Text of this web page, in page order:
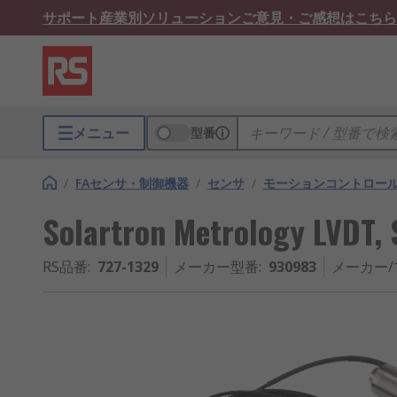
サポート産業別ソリューションご意見・ご感想はこちら
メニュー 型番
/ FAセンサ・制御機器 / センサ / モーションコントロー
Solartron Metrology
RS品番: 727-1329 メーカー型番: 930983 メーカー